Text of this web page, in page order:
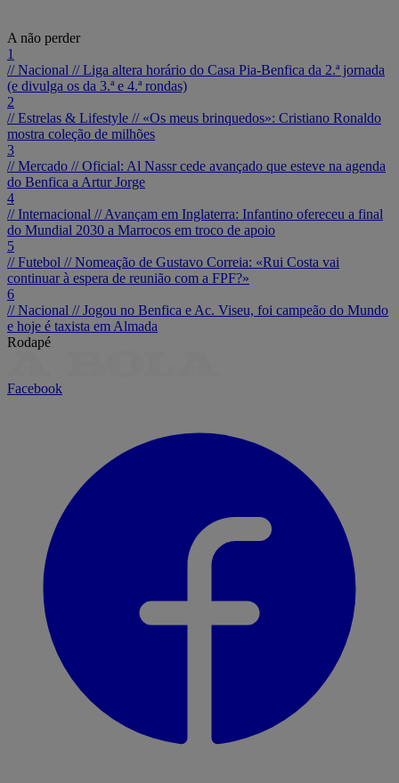
A não perder
1
// Nacional //Liga altera horário do Casa Pia-Benfica da 2.ª jornada
(e divulga os da 3.ª e 4.ª rondas)
2
// Estrelas & Lifestyle // «Os meus brinquedos»: Cristiano Ronaldo
mostra coleção de milhões
3
// Mercado //Oficial: Al Nassr cede avançado que esteve na agenda
do Benfica a Artur Jorge
4
// Internacional //Avançam em Inglaterra: Infantino ofereceu a final
do Mundial 2030 a Marrocos em troco de apoio
5
// Futebol //Nomeação de Gustavo Correia: «Rui Costa vai
continuar à espera de reunião com a FPF?»
6
// Nacional //Jogou no Benfica e Ac. Viseu, foi campeão do Mundo
e hoje é taxista em Almada
Rodapé
Facebook